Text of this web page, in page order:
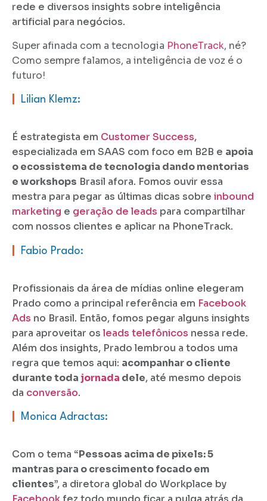
rede e diversos insights sobre inteligência
artificial para negócios.
Super afinada com a tecnologia PhoneTrack, né?
Como sempre falamos, a inteligência de voz é o
futuro!
Lilian Klemz:
É estrategista em Customer Success,
especializada em SAAS com foco em B2B e apoia
o ecossistema de tecnologia dando mentorias
e workshops Brasil afora. Fomos ouvir essa
mestra para pegar as últimas dicas sobre inbound
marketing e geração de leads para compartilhar
com nossos clientes e aplicar na PhoneTrack.
Fabio Prado:
Profissionais da área de mídias online elegeram
Prado como a principal referência em Facebook
Ads no Brasil. Então, fomos pegar alguns insights
para aproveitar osleads telefônicos nessa rede.
Além dos insights, Prado lembrou a todos uma
regra que temos aqui: acompanhar o cliente
durante toda jornada dele, até mesmo depois
da conversão.
Monica Adractas:
Com o tema “Pessoas acima de pixels: 5
mantras para o crescimento focado em
clientes”, a diretora global do Workplace by